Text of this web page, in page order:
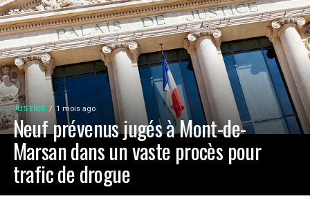
JUSTICE 1 mois ago
Neuf prévenus jugés à Mont-de-
Marsan dans un vaste procès pour
trafic de drogue